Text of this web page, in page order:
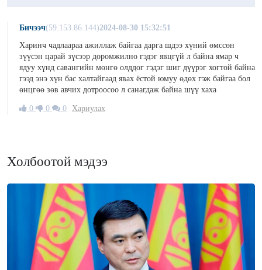
Бичээч(59.153.86.144)2024-08-30 15:32:51
Харинч чадлаараа ажиллаж байгаа дарга шдээ хүний өмссөн
зүүсэн царай зүсээр доромжилно гэдэг явцгүй л байна ямар ч
ядуу хүнд савангийн мөнгө олддог гэдэг шиг дүүрэг хогтой байна
гээд энэ хүн бас халтайгаад явах ёстой юмуу өдөх гэж байгаа бол
өнцгөө зөв авчих дотроосоо л санагдаж байна шүү хаха
0 0 0 Хариулах
Холбоотой мэдээ